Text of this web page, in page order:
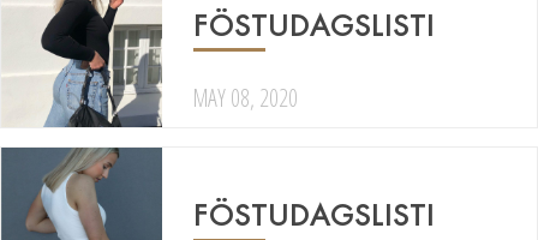
FÖSTUDAGSLISTI
MAY 08, 2020
FÖSTUDAGSLISTI